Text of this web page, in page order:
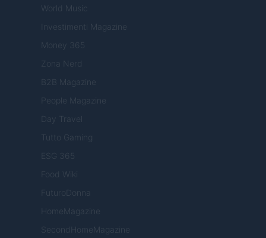
World Music
Investimenti Magazine
Money 365
Zona Nerd
B2B Magazine
People Magazine
Day Travel
Tutto Gaming
ESG 365
Food Wiki
FuturoDonna
HomeMagazine
SecondHomeMagazine